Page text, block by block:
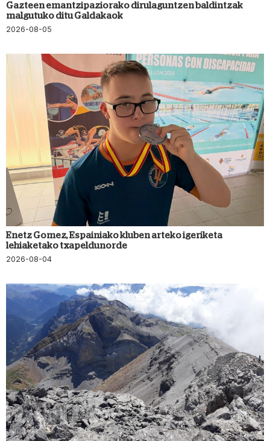
Gazteen emantzipaziorako dirulaguntzen baldintzak
malgutuko ditu Galdakaok
2026-08-05
Enetz Gomez, Espainiako kluben arteko igeriketa
lehiaketako txapeldunorde
2026-08-04